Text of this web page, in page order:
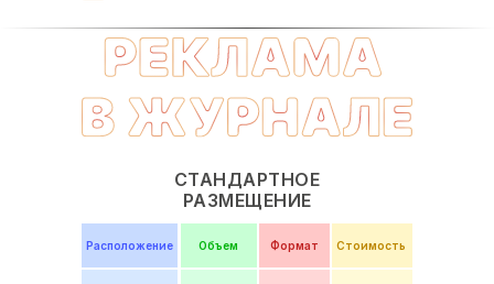
СТАНДАРТНОЕ
РАЗМЕЩЕНИЕ
Расположение Объем Формат Стоимость